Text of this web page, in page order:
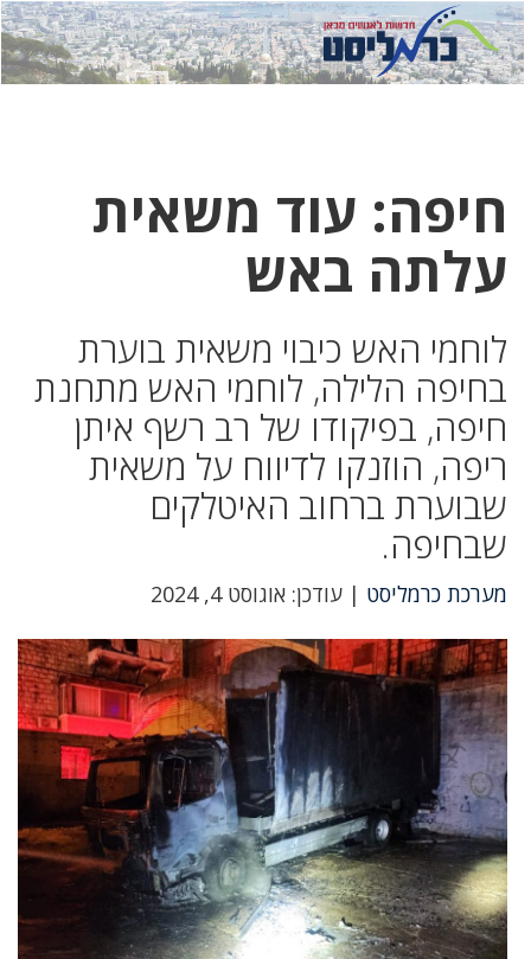
לחץ
כאן
לחץ
כדי
חיפה: עוד משאית
עלתה באש
לוחמי האש כיבוי משאית בוערת
בחיפה הלילה, לוחמי האש מתחנת
חיפה, בפיקודו של רב רשף איתן
ריפה, הוזנקו לדיווח על משאית
שבוערת ברחוב האיטלקים
שבחיפה.
מערכת כרמליסט | עודכן: אוגוסט 4, 2024